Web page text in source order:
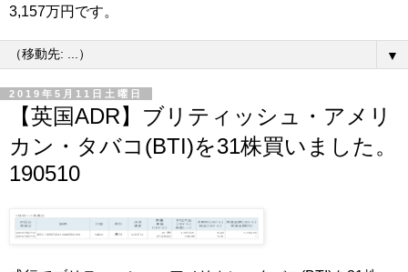
3,157万円です。
▼
2019年5月11日土曜日
【英国ADR】ブリティッシュ・アメリ
カン・タバコ(BTI)を31株買いました。
190510